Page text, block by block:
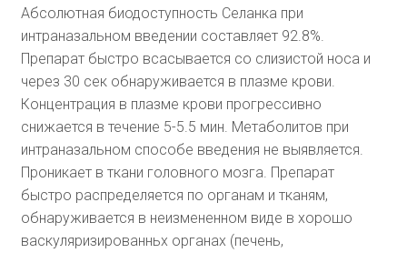
Абсолютная биодоступность Селанка при
интраназальном введении составляет 92.8%.
Препарат быстро всасывается со слизистой носа и
через 30 сек обнаруживается в плазме крови.
Концентрация в плазме крови прогрессивно
снижается в течение 5-5.5 мин. Метаболитов при
интраназальном способе введения не выявляется.
Проникает в ткани головного мозга. Препарат
быстро распределяется по органам и тканям,
обнаруживается в неизмененном виде в хорошо
васкуляризированньх органах (печень,